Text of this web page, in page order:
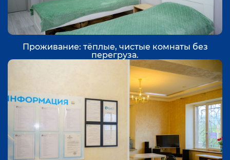
Проживание: тёплые, чистые комнаты без
перегруза.